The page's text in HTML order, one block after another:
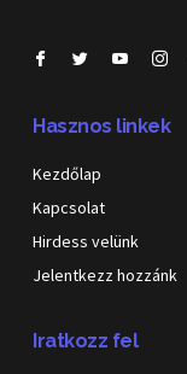
Hasznos linkek
Kezdőlap
Kapcsolat
Hirdess velünk
Jelentkezz hozzánk
Iratkozz fel